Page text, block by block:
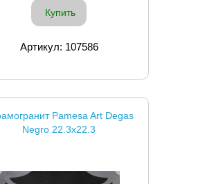
Купить
Артикул: 107586
Pamesa Art Degas
Negro 22.3x22.3